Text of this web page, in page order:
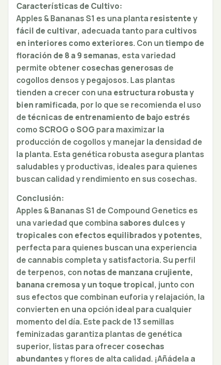
Características de Cultivo:
Apples & Bananas S1 es una planta resistente y
fácil de cultivar, adecuada tanto para cultivos
en interiores como exteriores. Con untiempo de
floración de 8 a 9 semanas, esta variedad
permite obtener cosechas generosasde
cogollos densos y pegajosos. Las plantas
tienden a crecer con una estructura robusta y
bien ramificada, por lo que se recomienda el uso
detécnicas de entrenamiento de bajo estrés
comoSCROG o SOG para maximizar la
producción de cogollos y manejar la densidad de
la planta. Esta genética robusta asegura plantas
saludables y productivas, ideales para quienes
buscan calidad y rendimiento en sus cosechas.
Conclusión:
Apples & Bananas S1 de Compound Genetics es
una variedad que combina sabores dulces y
tropicales con efectos equilibrados y potentes,
perfecta para quienes buscan una experiencia
de cannabis completa y satisfactoria. Su perfil
de terpenos, con notas de manzana crujiente,
banana cremosa y un toque tropical, junto con
sus efectos que combinan euforia y relajación, la
convierten en una opción ideal para cualquier
momento del día. Este pack de 13 semillas
feminizadas garantiza plantas de genética
superior, listas para ofrecer cosechas
abundantesy flores de alta calidad. ¡Añádela a